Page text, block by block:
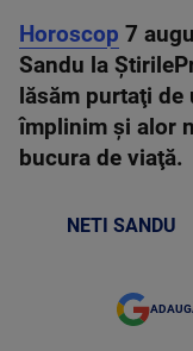
Horoscop 7
Sandu la
lăsăm purtaţi
împlinim şi alor
bucura de viaţă.
NETI SANDU